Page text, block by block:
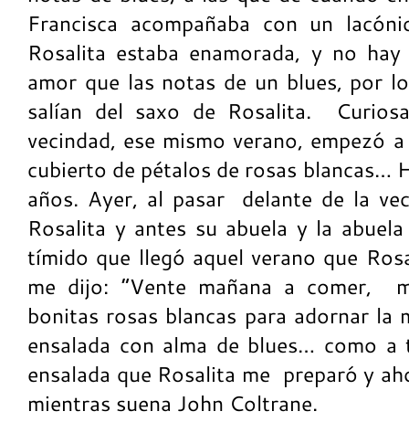
Francisca acompañaba con un
Rosalita estaba enamorada, y no
amor que las notas de un blues, por
salían del saxo de Rosalita.
vecindad, ese mismo verano, empezó
cubierto de pétalos de rosas blancas…
años. Ayer, al pasar delante de la
Rosalita y antes su abuela y la
tímido que llegó aquel verano que
me dijo: “Vente mañana a comer,
bonitas rosas blancas para adornar la
ensalada con alma de blues… como
ensalada que Rosalita me preparó y
mientras suena John Coltrane.